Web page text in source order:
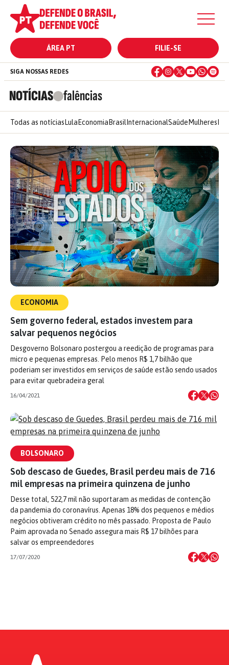
ÁREA PT FILIE-SE
NOTÍCIAS falências
SIGA NOSSAS REDES
Todas as notícias Lula Economia Brasil InternacionalSaúde Mulheres
ECONOMIA
Sem governo federal, estados investem para
salvar pequenos negócios
Desgoverno Bolsonaro postergou a reedição de programas para
micro e pequenas empresas. Pelo menos R$ 1,7 bilhão que
poderiam ser investidos em serviços de saúde estão sendo usados
para evitar quebradeira geral
16/04/2021
BOLSONARO
Sob descaso de Guedes, Brasil perdeu mais de 716
mil empresas na primeira quinzena de junho
Desse total, 522,7 mil não suportaram as medidas de contenção
da pandemia do coronavírus. Apenas 18% dos pequenos e médios
negócios obtiveram crédito no mês passado. Proposta de Paulo
Paim aprovada no Senado assegura mais R$ 17 bilhões para
salvar os empreendedores
17/07/2020